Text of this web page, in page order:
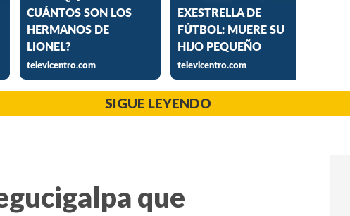
SIGUE LEYENDO
que